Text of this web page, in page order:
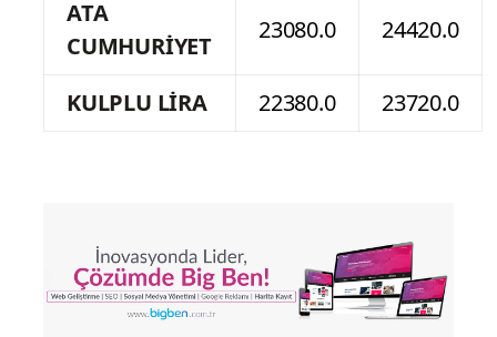
ATA
CUMHURİYET
23080.0 24420.0
KULPLU LİRA 22380.0 23720.0